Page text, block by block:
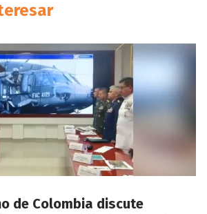
de Colombia discute